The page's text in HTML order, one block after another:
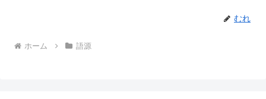
むれ
ホーム 語源